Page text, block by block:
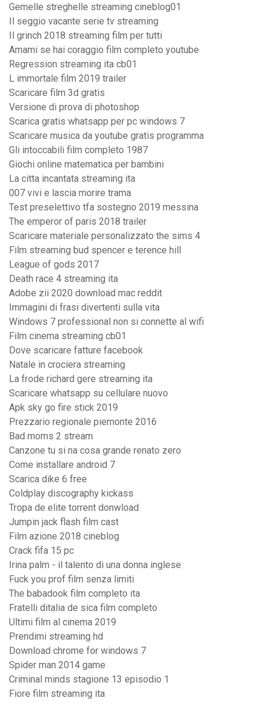
Gemelle streghelle streaming cineblog01
Il seggio vacante serie tv streaming
Il grinch 2018 streaming film per tutti
Amami se hai coraggio film completo youtube
Regression streaming ita cb01
L immortale film 2019 trailer
Scaricare film 3d gratis
Versione di prova di photoshop
Scarica gratis whatsapp per pc windows 7
Scaricare musica da youtube gratis programma
Gli intoccabili film completo 1987
Giochi online matematica per bambini
La citta incantata streaming ita
007 vivi e lascia morire trama
Test preselettivo tfa sostegno 2019 messina
The emperor of paris 2018 trailer
Scaricare materiale personalizzato the sims 4
Film streaming bud spencer e terence hill
League of gods 2017
Death race 4 streaming ita
Adobe zii 2020 download mac reddit
Immagini di frasi divertenti sulla vita
Windows 7 professional non si connette al wifi
Film cinema streaming cb01
Dove scaricare fatture facebook
Natale in crociera streaming
La frode richard gere streaming ita
Scaricare whatsapp su cellulare nuovo
Apk sky go fire stick 2019
Prezzario regionale piemonte 2016
Bad moms 2 stream
Canzone tu si na cosa grande renato zero
Come installare android 7
Scarica dike 6 free
Coldplay discography kickass
Tropa de elite torrent donwload
Jumpin jack flash film cast
Film azione 2018 cineblog
Crack fifa 15 pc
Irina palm - il talento di una donna inglese
Fuck you prof film senza limiti
The babadook film completo ita
Fratelli ditalia de sica film completo
Ultimi film al cinema 2019
Prendimi streaming hd
Download chrome for windows 7
Spider man 2014 game
Criminal minds stagione 13 episodio 1
Fiore film streaming ita